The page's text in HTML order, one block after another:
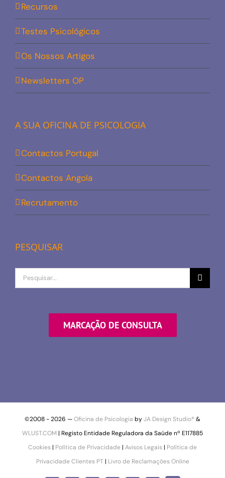
Recursos
Testes Psicológicos
Os Nossos Artigos
Newsletters OP
A SUA OFICINA DE PSICOLOGIA
Contactos Portugal
Contactos Angola
Recrutamento
PESQUISAR
Procurar
por
MARCAÇÃO DE CONSULTA
©2008 -2026 —Oficina de Psicologia byJA Design Studio®&
WLUST.COM | Registo Entidade Reguladora da Saúde nº E117885
Cookies| Política de Privacidade| Avisos Legais| Política de
Privacidade Clientes PT | Livro de Reclamações Online